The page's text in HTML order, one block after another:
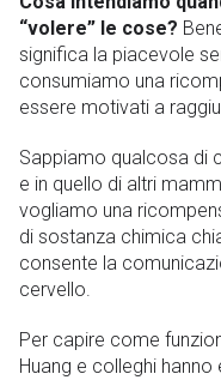
“volere” le cose?
significa la piacevole
consumiamo una
essere motivati ​​a
Sappiamo qualcosa di
e in quello di altri
vogliamo una
di sostanza chimica
consente la
cervello.
Per capire come
Huang e colleghi